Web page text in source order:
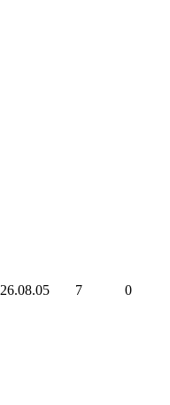
26.08.05 7 0